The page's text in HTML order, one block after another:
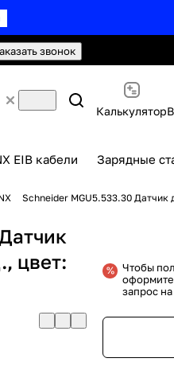
звонок
Калькулятор
EIB кабели Зарядные
Schneider MGU5.533.30
цвет:
Чтобы
оформите
запрос